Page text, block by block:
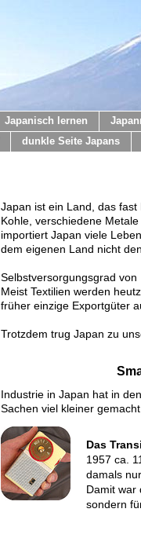
Japanisch lernen
dunkle Seite Japans
Japan ist ein Land, das
Kohle, verschiedene
importiert Japan viele
dem eigenen Land nicht
Selbstversorgungsgrad
Meist Textilien werden
früher einzige Exportgüter
Trotzdem trug Japan zu
Industrie in Japan hat in
Sachen viel kleiner
Das
1957 ca.
damals
Damit war
sondern